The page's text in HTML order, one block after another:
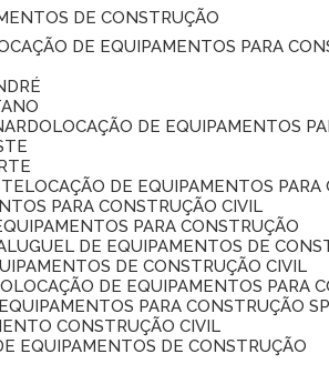
DE CONSTRUÇÃO
DE EQUIPAMENTOS PARA
LOCAÇÃO DE EQUIPAMENTOS
LOCAÇÃO DE EQUIPAMENTOS
PARA CONSTRUÇÃO CIVIL
PARA CONSTRUÇÃO
ALUGUEL DE EQUIPAMENTOS DE
DE CONSTRUÇÃO CIVIL
LOCAÇÃO DE EQUIPAMENTOS PARA
EQUIPAMENTOS PARA CONSTRUÇÃO SP
CONSTRUÇÃO CIVIL
EQUIPAMENTOS DE CONSTRUÇÃO